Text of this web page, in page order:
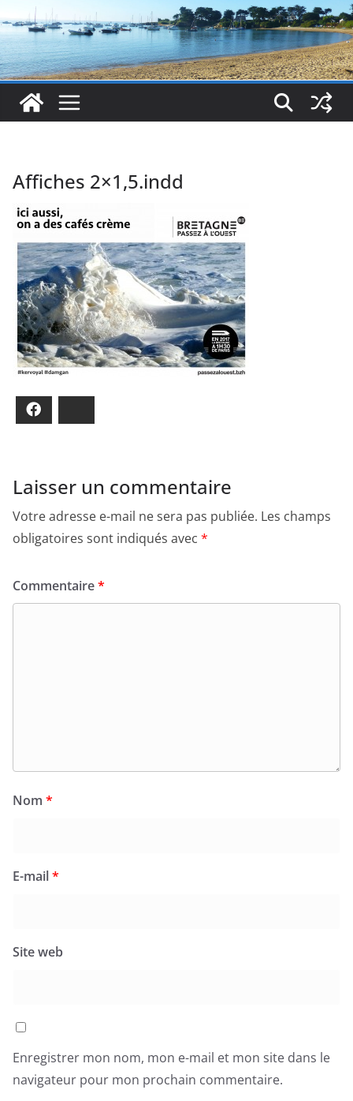
Affiches 2×1,5.indd
Laisser un commentaire
Votre adresse e-mail ne sera pas publiée. Les champs
obligatoires sont indiqués avec *
Commentaire*
Nom *
E-mail*
Site web
Enregistrer mon nom, mon e-mail et mon site dans le
navigateur pour mon prochain commentaire.